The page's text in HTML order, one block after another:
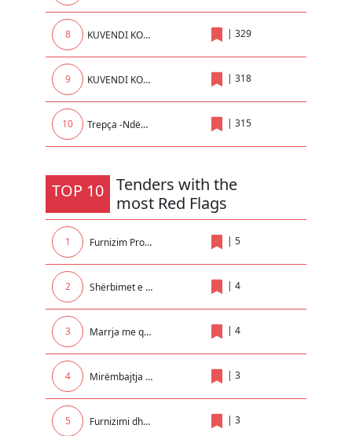
8 KUVENDI KOMUNAL LIPIJAN | 329
9 KUVENDI KOMUNAL MALISHEVE | 318
10 Trepça -Ndërrmarrje në Administrim të AKP | 315
TOP 10 Tenders with the
most Red Flags
1 Furnizim Promovues për nevojat e Rektoratit | 5
2 Shërbimet e zhvendosjes me marimangë dhe bllokimit të automjeteve në teritorin e Komunes së Malishevës | 4
3 Marrja me qera e makinerive për nevoja të NPL Kastrioti SH.A | 4
4 Mirëmbajtja e paisjeve kunder zjarrit në Objektin e Komunës dhe Insitucioneve tjera Komunale.. | 3
5 Furnizimi dhe vendosja e kontejnerëve nëntokësor në qytetin e Prizrenit | 3